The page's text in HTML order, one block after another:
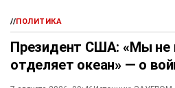
//ПОЛИТИКА
Президент США: «Мы не
отделяет океан» — о